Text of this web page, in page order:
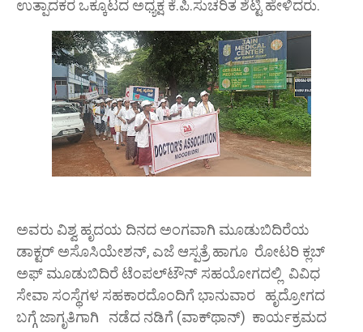
ಉತ್ಪಾದಕರ ಒಕ್ಕೂಟದ ಅಧ್ಯಕ್ಷ ಕೆ.ಪಿ.ಸುಚರಿತ ಶೆಟ್ಟಿ ಹೇಳಿದರು.
ಅವರು ವಿಶ್ವ ಹೃದಯ ದಿನದ ಅಂಗವಾಗಿ ಮೂಡುಬಿದಿರೆಯ
ಡಾಕ್ಟರ್ ಅಸೊಸಿಯೇಶನ್, ಎಜೆ ಆಸ್ಪತ್ರೆ ಹಾಗೂ ರೋಟರಿ ಕ್ಲಬ್
ಅಫ್ ಮೂಡುಬಿದಿರೆ ಟೆಂಪಲ್‌ಟೌನ್ ಸಹಯೋಗದಲ್ಲಿ ವಿವಿಧ
ಸೇವಾ ಸಂಸ್ಥೆಗಳ ಸಹಕಾರದೊಂದಿಗೆ ಭಾನುವಾರ ಹೃದ್ರೋಗದ
ಬಗ್ಗೆ ಜಾಗೃತಿಗಾಗಿ ನಡೆದ ನಡಿಗೆ (ವಾಕ್‌ಥಾನ್) ಕಾರ್ಯಕ್ರಮದ